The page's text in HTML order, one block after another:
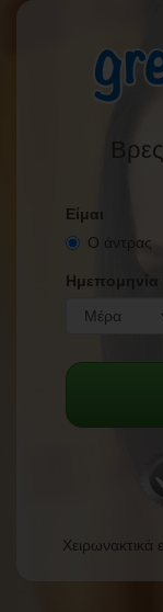
Είμαι
Ο άντρας
Ημεπομηνία
Χειρωνακτικά